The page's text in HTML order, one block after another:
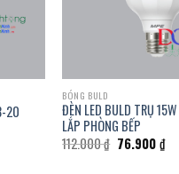
20
BÓNG BULD
ĐÈN LED BULD TRỤ
LẮP PHÒNG BẾP
112.000₫ Giá
gốc
76.900₫Giá
hiện